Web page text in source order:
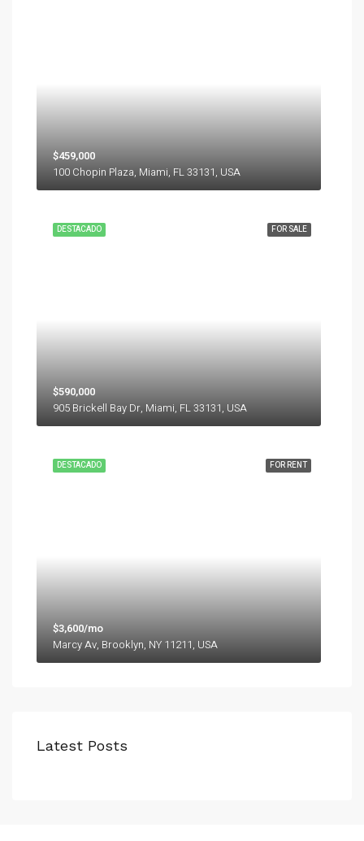
$459,000
100 Chopin Plaza, Miami, FL 33131, USA
FOR SALE
DESTACADO
$590,000
905 Brickell Bay Dr, Miami, FL 33131, USA
FOR RENT
DESTACADO
$3,600/mo
Marcy Av, Brooklyn, NY 11211, USA
Latest Posts